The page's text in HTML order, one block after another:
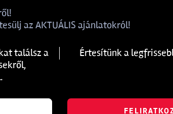
az AKTUÁLIS ajánlatokról!
találsz a
Értesítünk a